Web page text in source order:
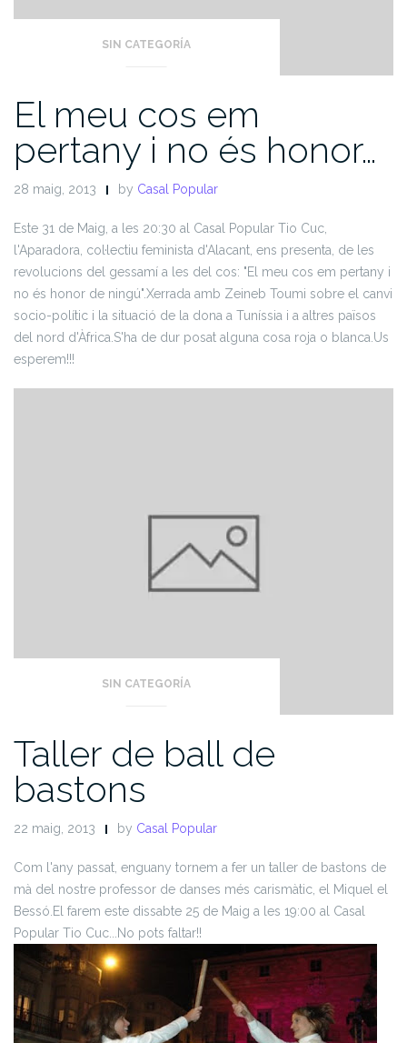
SIN CATEGORÍA
El meu cos em
pertany i no és honor…
28 maig, 2013 by Casal Popular
Este 31 de Maig, a les 20:30 al Casal Popular Tio Cuc,
l'Aparadora, col·lectiu feminista d'Alacant, ens presenta, de les
revolucions del gessamí a les del cos: "El meu cos em pertany i
no és honor de ningú".Xerrada amb Zeineb Toumi sobre el canvi
socio-polític i la situació de la dona a Tuníssia i a altres països
del nord d'Àfrica.S'ha de dur posat alguna cosa roja o blanca.Us
esperem!!!
SIN CATEGORÍA
Taller de ball de
bastons
22 maig, 2013 by Casal Popular
Com l'any passat, enguany tornem a fer un taller de bastons de
mà del nostre professor de danses més carismàtic, el Miquel el
Bessó. El farem este dissabte 25 de Maig a les 19:00 al Casal
Popular Tio Cuc... No pots faltar!!